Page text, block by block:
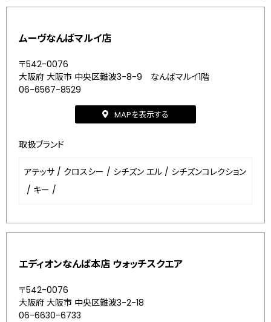
ムーヴなんばマルイ店
〒542-0076
大阪府 大阪市 中央区難波3-8-9 なんばマルイ1階
06-6567-8529
MAPを表示する
取扱ブランド
アテッサ / クロスシー / シチズン エル / シチズンコレクション
/ キー /
エディオンなんば本店 ウォッチスクエア
〒542-0076
大阪府 大阪市 中央区難波3-2-18
06-6630-6733